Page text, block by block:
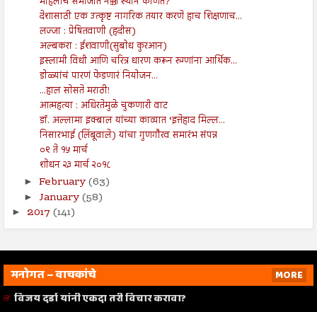
देशासाठी एक उत्कृष्ट नागरिक तयार करणे हाच शिक्षणाच...
लज्जा : प्रेषितवाणी (हदीस)
अल्बकरा : ईशवाणी(सुबोध कुरआन)
इस्लामी विधी आणि चरित्र धारण करून रुग्णांना आर्थिक...
डोळ्यांचं पारणं फेडणारं नियोजन...
...हाल सोसते मराठी!
आत्महत्या : अधिरतेमुळे चुकणारी वाट
डॉ. अल्लामा इक्बाल यांच्या काव्यात ‘इत्तेहाद मिल्ल...
निसारभाई (लिंबूवाले) यांचा गुणगौरव समारंभ संपन्न
०९ ते १५ मार्च
शोधन २३ मार्च २०१८
► February(63)
► January(58)
► 2017 (141)
मनोगत – वाचकांचे
MORE
विजय दर्डा यांनी एकदा तरी विचार करावा?